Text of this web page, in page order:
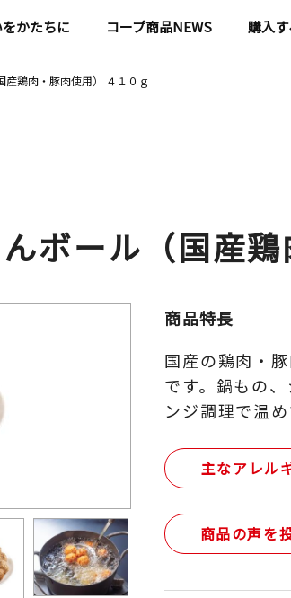
かたちに コープ商品NEWS 購入
産鶏肉・豚肉使用） ４１０ｇ
ボール（国産
商品特長
国産の鶏肉・
です。鍋もの
ンジ調理で温め
主なアレル
商品の声を